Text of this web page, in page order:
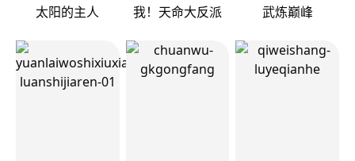
太阳的主人 我！天命大反派 武炼巅峰